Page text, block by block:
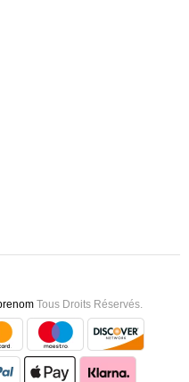
Tous Droits Réservés.